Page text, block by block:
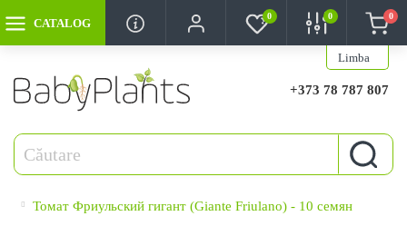
CATALOG
Limba
0 0 0
+373 78 787 807
Томат Фриульский гигант (Giante Friulano) - 10 семян